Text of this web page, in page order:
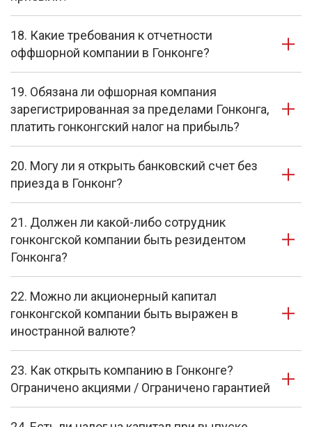
18. Какие требования к отчетности
оффшорной компании в Гонконге?
19. Обязана ли офшорная компания
зарегистрированная за пределами Гонконга,
платить гонконгский налог на прибыль?
20. Могу ли я открыть банковский счет без
приезда в Гонконг?
21. Должен ли какой-либо сотрудник
гонконгской компании быть резидентом
Гонконга?
22. Можно ли акционерный капитал
гонконгской компании быть выражен в
иностранной валюте?
23. Как открыть компанию в Гонконге?
Ограничено акциями / Ограничено гарантией